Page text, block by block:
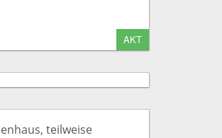
AKT
teilweise